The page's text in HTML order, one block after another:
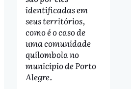
identificadas em
seus territórios,
como é o caso de
uma comunidade
quilombola no
município de Porto
Alegre.